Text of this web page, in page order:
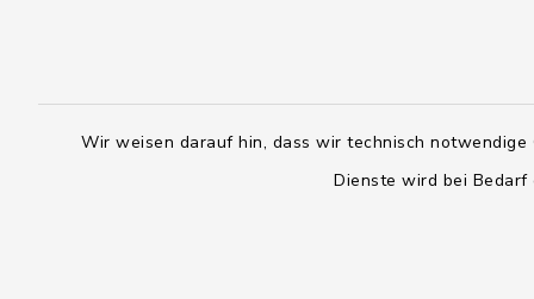
Wir weisen darauf hin, dass wir technisch
Dienste wird bei